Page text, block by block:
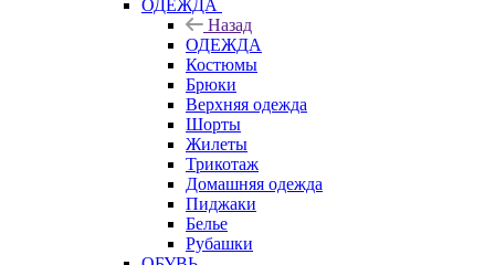
ОДЕЖДА
Назад
ОДЕЖДА
Костюмы
Брюки
Верхняя одежда
Шорты
Жилеты
Трикотаж
Домашняя одежда
Пиджаки
Белье
Рубашки